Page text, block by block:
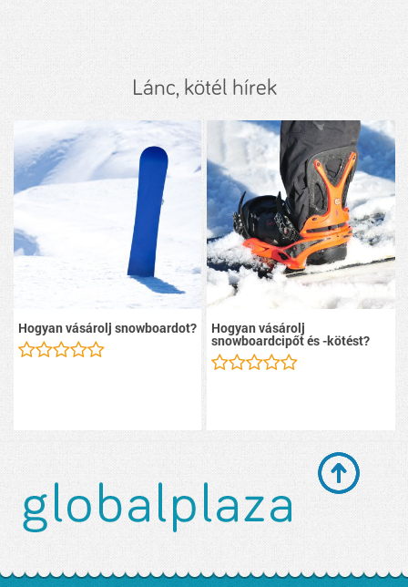
Lánc, kötél hírek
Hogyan vásárolj snowboardot? Hogyan vásárolj
snowboardcipőt és -kötést?